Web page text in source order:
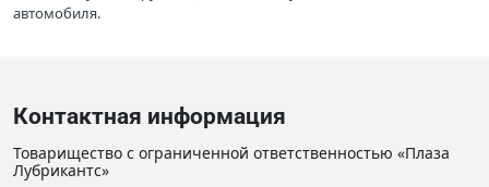
автомобиля.
Контактная информация
Товарищество с ограниченной ответственностью «Плаза
Лубрикантс»